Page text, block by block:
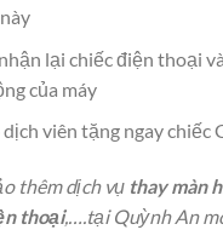
lại chiếc điện thoại
của máy
viên tặng ngay chiếc
thêm dịch vụ thay màn
thoại,….tại Quỳnh An